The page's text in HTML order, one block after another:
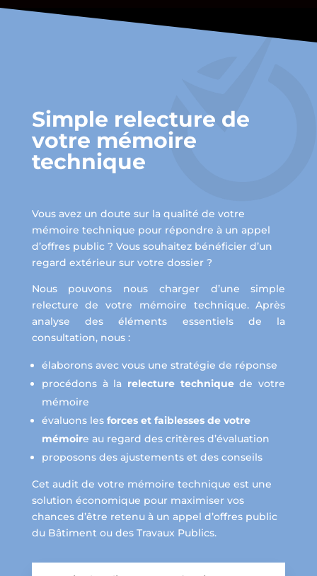
Simple relecture de
votre mémoire
technique
Vous avez un doute sur la qualité de votre
mémoire technique pour répondre à un appel
d’offres public ? Vous souhaitez bénéficier d’un
regard extérieur sur votre dossier ?
Nous pouvons nous charger d’une simple
relecture de votre mémoire technique. Après
analyse des éléments essentiels de la
consultation, nous :
élaborons avec vous une stratégie de réponse
procédons à la relecture techniquede votre
mémoire
évaluons les forces et faiblesses de votre
mémoire au regard des critères d’évaluation
proposons des ajustements et des conseils
Cet audit de votre mémoire technique est une
solution économique pour maximiser vos
chances d’être retenu à un appel d’offres public
du Bâtiment ou des Travaux Publics.